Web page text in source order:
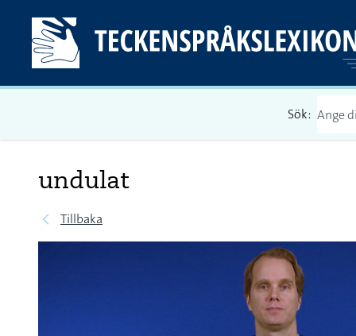
Sök:
undulat
Tillbaka